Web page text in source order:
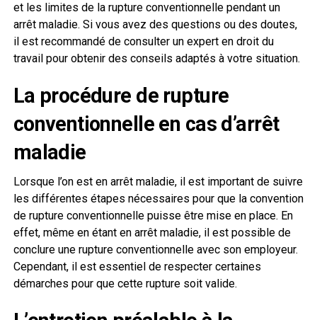
et les limites de la rupture conventionnelle pendant un
arrêt maladie. Si vous avez des questions ou des doutes,
il est recommandé de consulter un expert en droit du
travail pour obtenir des conseils adaptés à votre situation.
La procédure de rupture
conventionnelle en cas d’arrêt
maladie
Lorsque l’on est en arrêt maladie, il est important de suivre
les différentes étapes nécessaires pour que la convention
de rupture conventionnelle puisse être mise en place. En
effet, même en étant en arrêt maladie, il est possible de
conclure une rupture conventionnelle avec son employeur.
Cependant, il est essentiel de respecter certaines
démarches pour que cette rupture soit valide.